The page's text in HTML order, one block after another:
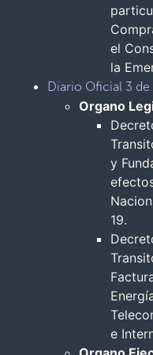
el
la
Diario Oficial 3
Organo
y
19.
e